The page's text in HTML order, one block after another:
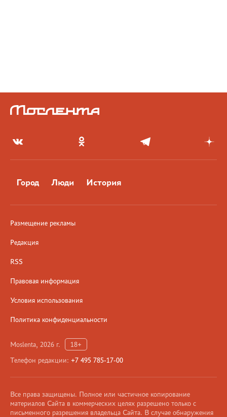
Город Люди История
Размещение рекламы
Редакция
RSS
Правовая информация
Условия использования
Политика конфиденциальности
Moslenta, 2026 г.
18+
Телефон редакции: +7 495 785-17-00
Все права защищены. Полное или частичное копирование
материалов Сайта в коммерческих целях разрешено только с
письменного разрешения владельца Сайта. В случае обнаружения